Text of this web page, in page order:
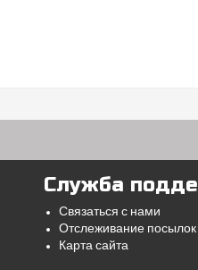
Служба
Связаться с нами
Отслеживание посылок
Карта сайта